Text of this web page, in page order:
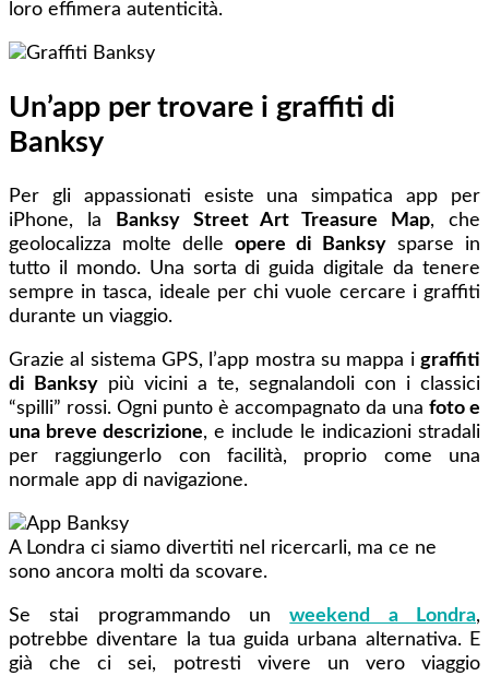
loro effimera autenticità.
Un’app per trovare i graffiti di
Banksy
Per gli appassionati esiste una simpatica app per
iPhone, la
Banksy Street Art Treasure Map, che
geolocalizza molte delle opere di Banksy sparse in
tutto il mondo. Una sorta di guida digitale da tenere
sempre in tasca, ideale per chi vuole cercare i graffiti
durante un viaggio.
Grazie al sistema GPS, l’app mostra su mappa i graffiti
di Banksy più vicini a te, segnalandoli con i classici
“spilli” rossi. Ogni punto è accompagnato da una foto e
una breve descrizione, e include le indicazioni stradali
per raggiungerlo con facilità, proprio come una
normale app di navigazione.
A Londra ci siamo divertiti nel ricercarli, ma ce ne
sono ancora molti da scovare.
Se stai programmando unweekend a Londra,
potrebbe diventare la tua guida urbana alternativa. E
già che ci sei, potresti vivere un vero viaggio